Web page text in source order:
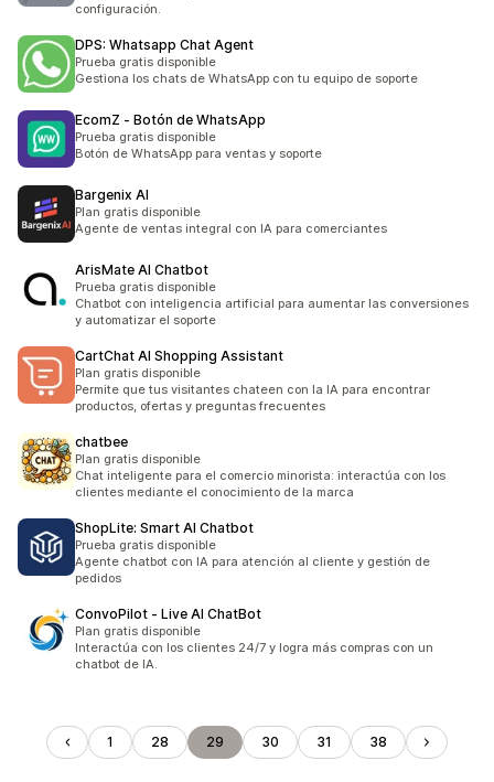
configuración.
DPS: Whatsapp Chat Agent
Prueba gratis disponible
Gestiona los chats de WhatsApp con tu equipo de soporte
EcomZ ‑ Botón de WhatsApp
Prueba gratis disponible
Botón de WhatsApp para ventas y soporte
Bargenix AI
Plan gratis disponible
Agente de ventas integral con IA para comerciantes
ArisMate AI Chatbot
Prueba gratis disponible
Chatbot con inteligencia artificial para aumentar las conversiones
y automatizar el soporte
CartChat AI Shopping Assistant
Plan gratis disponible
Permite que tus visitantes chateen con la IA para encontrar
productos, ofertas y preguntas frecuentes
chatbee
Plan gratis disponible
Chat inteligente para el comercio minorista: interactúa con los
clientes mediante el conocimiento de la marca
ShopLite: Smart AI Chatbot
Prueba gratis disponible
Agente chatbot con IA para atención al cliente y gestión de
pedidos
ConvoPilot ‑ Live AI ChatBot
Plan gratis disponible
Interactúa con los clientes 24/7 y logra más compras con un
chatbot de IA.
1 28 29 30 31 38